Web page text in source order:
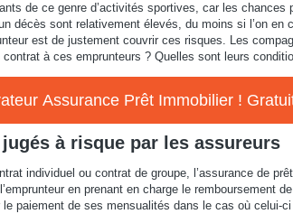
de ce genre d’activités sportives, car les chances
décès sont relativement élevés, du moins si l’on en
est de justement couvrir ces risques. Les
contrat à ces emprunteurs ? Quelles sont leurs
Assurance Prêt Immobilier !
à risque par les assureurs
individuel ou contrat de groupe, l’assurance de
en prenant en charge le remboursement
le paiement de ses mensualités dans le cas où celui-